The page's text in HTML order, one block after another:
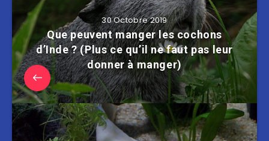
30 Octobre 2019
Que peuvent manger les cochons
d’Inde ? (Plus ce qu’il ne faut pas leur
donner à manger)